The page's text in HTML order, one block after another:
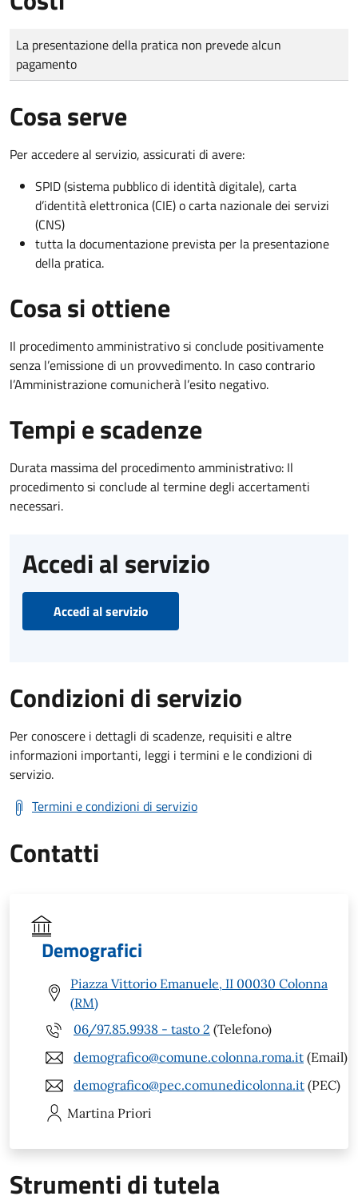
Tipo di pagamento
Importo
La presentazione della pratica non prevede alcun
pagamento
Cosa serve
Per accedere al servizio, assicurati di avere:
SPID (sistema pubblico di identità digitale), carta
d’identità elettronica (CIE) o carta nazionale dei servizi
(CNS)
tutta la documentazione prevista per la presentazione
della pratica.
Cosa si ottiene
Il procedimento amministrativo si conclude positivamente
senza l’emissione di un provvedimento. In caso contrario
l’Amministrazione comunicherà l’esito negativo.
Tempi e scadenze
Durata massima del procedimento amministrativo: Il
procedimento si conclude al termine degli accertamenti
necessari.
Accedi al servizio
Accedi al servizio
Condizioni di servizio
Per conoscere i dettagli di scadenze, requisiti e altre
informazioni importanti, leggi i termini e le condizioni di
servizio.
Termini e condizioni di servizio
Contatti
Demografici
Piazza Vittorio Emanuele, II 00030 Colonna
(RM)
06/97.85.9938 - tasto 2 (Telefono)
demografico@comune.colonna.roma.it (Email)
demografico@pec.comunedicolonna.it (PEC)
Martina Priori
Strumenti di tutela